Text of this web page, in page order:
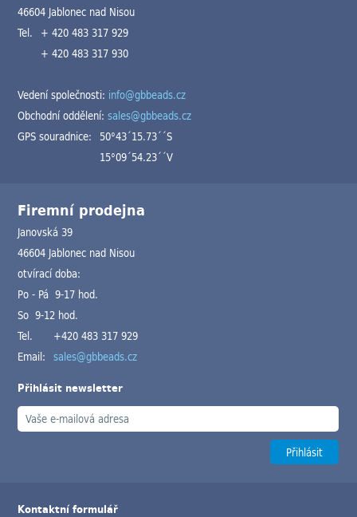
46604 Jablonec nad Nisou
Tel. + 420 483 317 929
+ 420 483 317 930
Vedení společnosti: info@gbbeads.cz
Obchodní oddělení:sales@gbbeads.cz
GPS souradnice: 50°43´15.73´´S
15°09´54.23´´V
Firemní prodejna
Janovská 39
46604 Jablonec nad Nisou
otvírací doba:
Po - Pá 9-17 hod.
So 9-12 hod.
Tel.
+420 483 317 929
Email: sales@gbbeads.cz
Přihlásit newsletter
Kontaktní formulář